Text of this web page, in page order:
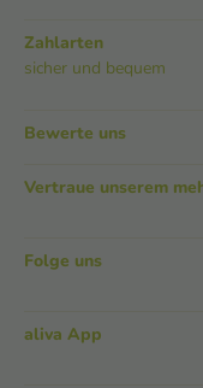
Zahlarten
sicher und bequem
Bewerte uns
Vertraue unserem
Folge uns
aliva App